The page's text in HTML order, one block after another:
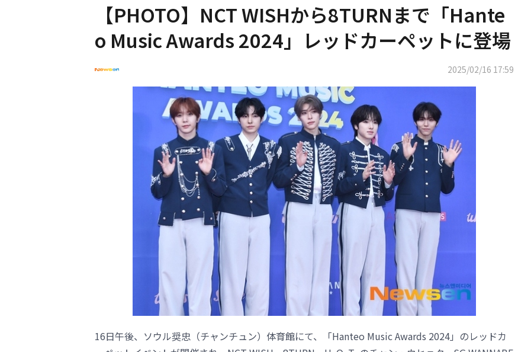
【PHOTO】NCT WISHから8TURNまで「Hante
o Music Awards 2024」レッドカーペットに登場
2025/02/16 17:59
16日午後、ソウル奨忠（チャンチュン）体育館にて、「Hanteo Music Awards 2024」のレッドカ